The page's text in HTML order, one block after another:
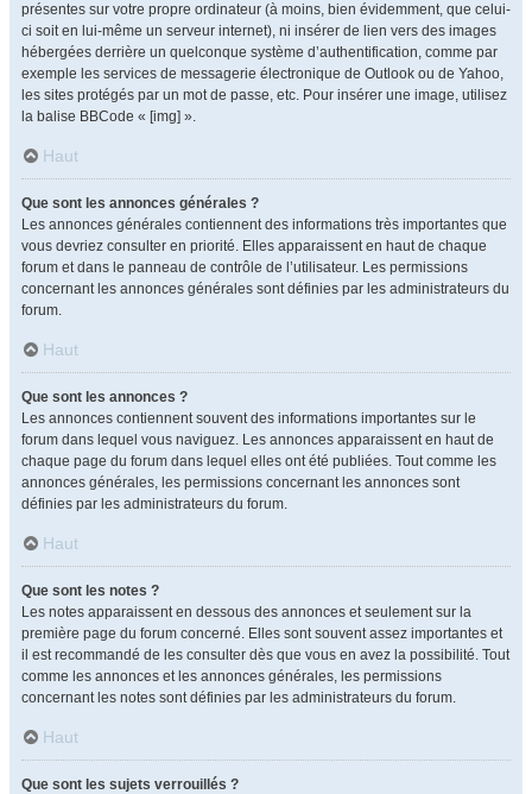
présentes sur votre propre ordinateur (à moins, bien évidemment, que celui-
ci soit en lui-même un serveur internet), ni insérer de lien vers des images
hébergées derrière un quelconque système d’authentification, comme par
exemple les services de messagerie électronique de Outlook ou de Yahoo,
les sites protégés par un mot de passe, etc. Pour insérer une image, utilisez
la balise BBCode « [img] ».
Haut
Que sont les annonces générales ?
Les annonces générales contiennent des informations très importantes que
vous devriez consulter en priorité. Elles apparaissent en haut de chaque
forum et dans le panneau de contrôle de l’utilisateur. Les permissions
concernant les annonces générales sont définies par les administrateurs du
forum.
Haut
Que sont les annonces ?
Les annonces contiennent souvent des informations importantes sur le
forum dans lequel vous naviguez. Les annonces apparaissent en haut de
chaque page du forum dans lequel elles ont été publiées. Tout comme les
annonces générales, les permissions concernant les annonces sont
définies par les administrateurs du forum.
Haut
Que sont les notes ?
Les notes apparaissent en dessous des annonces et seulement sur la
première page du forum concerné. Elles sont souvent assez importantes et
il est recommandé de les consulter dès que vous en avez la possibilité. Tout
comme les annonces et les annonces générales, les permissions
concernant les notes sont définies par les administrateurs du forum.
Haut
Que sont les sujets verrouillés ?